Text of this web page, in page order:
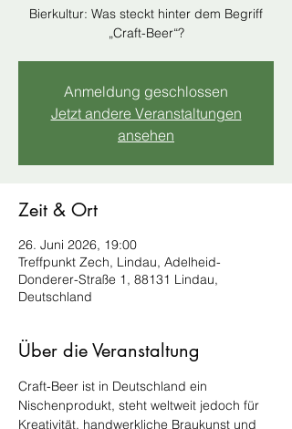
Bierkultur: Was steckt hinter dem Begriff
„Craft-Beer“?
Anmeldung geschlossen
Jetzt andere Veranstaltungen
ansehen
Zeit & Ort
26. Juni 2026, 19:00
Treffpunkt Zech, Lindau, Adelheid-
Donderer-Straße 1, 88131 Lindau,
Deutschland
Über die Veranstaltung
Craft-Beer ist in Deutschland ein
Nischenprodukt, steht weltweit jedoch für
Kreativität, handwerkliche Braukunst und